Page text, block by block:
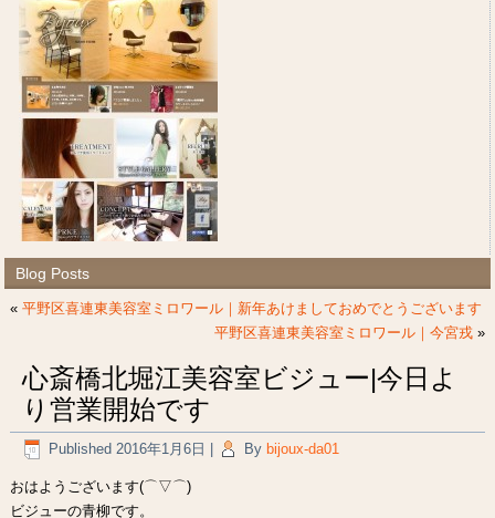
Blog Posts
«平野区喜連東美容室ミロワール｜新年あけましておめでとうございます
平野区喜連東美容室ミロワール｜今宮戎»
心斎橋北堀江美容室ビジュー|今日よ
り営業開始です
Published 2016年1月6日 By bijoux-da01
おはようございます(⌒▽⌒)
ビジューの青柳です。